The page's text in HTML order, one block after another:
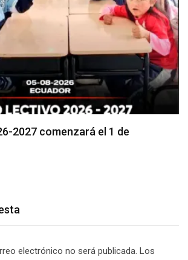
de agua potable en varios…
electrónico no será publicada. Los